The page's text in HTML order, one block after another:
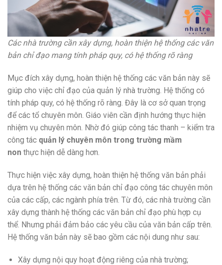
Các nhà trường cần xây dựng, hoàn thiện hệ thống các văn
bản chỉ đạo mang tính pháp quy, có hệ thống rõ ràng
Mục đích xây dựng, hoàn thiện hệ thống các văn bản này sẽ
giúp cho việc chỉ đạo của quản lý nhà trường. Hệ thống có
tính pháp quy, có hệ thống rõ ràng. Đây là cơ sở quan trọng
để các tổ chuyên môn. Giáo viên cần định hướng thực hiện
nhiệm vụ chuyên môn. Nhờ đó giúp công tác thanh – kiểm tra
công tác quản lý chuyên môn trong trường mầm
non thực hiện dễ dàng hơn.
Thực hiện việc xây dựng, hoàn thiện hệ thống văn bản phải
dựa trên hệ thống các văn bản chỉ đạo công tác chuyên môn
của các cấp, các ngành phía trên. Từ đó, các nhà trường cần
xây dựng thành hệ thống các văn bản chỉ đạo phù hợp cụ
thể. Nhưng phải đảm bảo các yêu cầu của văn bản cấp trên.
Hệ thống văn bản này sẽ bao gồm các nội dung như sau:
Xây dựng nội quy hoạt động riêng của nhà trường;